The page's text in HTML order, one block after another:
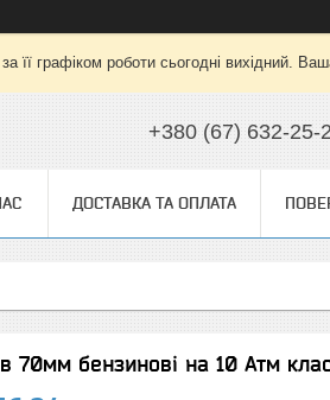
її графіком роботи сьогодні вихідний.
+380 (67) 632-25-
ДОСТАВКА ТА ОПЛАТА
70мм бензинові на 10 Атм